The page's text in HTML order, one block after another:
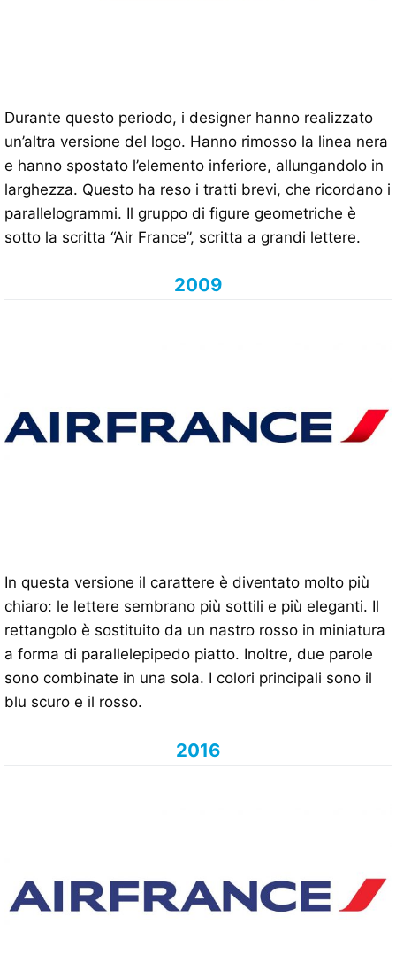
Durante questo periodo, i designer hanno realizzato
un’altra versione del logo. Hanno rimosso la linea nera
e hanno spostato l’elemento inferiore, allungandolo in
larghezza. Questo ha reso i tratti brevi, che ricordano i
parallelogrammi. Il gruppo di figure geometriche è
sotto la scritta “Air France”, scritta a grandi lettere.
2009
In questa versione il carattere è diventato molto più
chiaro: le lettere sembrano più sottili e più eleganti. Il
rettangolo è sostituito da un nastro rosso in miniatura
a forma di parallelepipedo piatto. Inoltre, due parole
sono combinate in una sola. I colori principali sono il
blu scuro e il rosso.
2016